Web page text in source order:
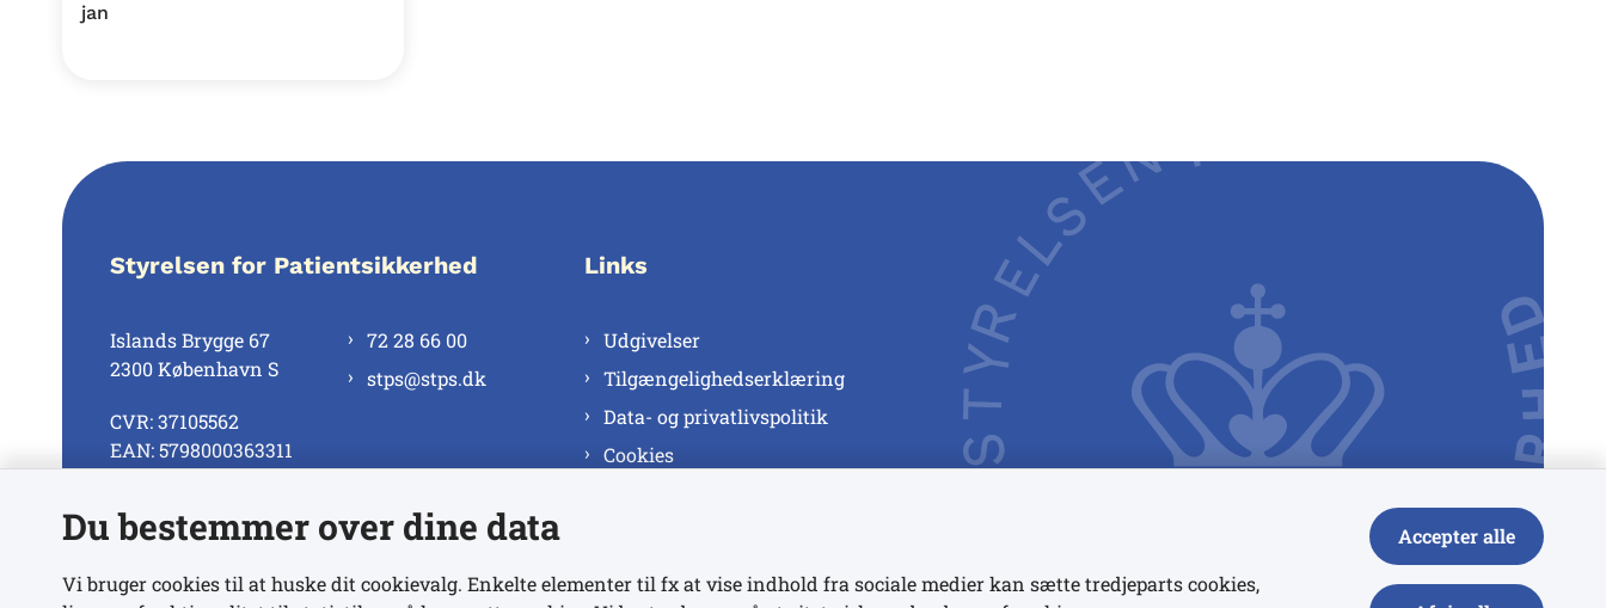
jan
Styrelsen for Patientsikkerhed
Islands Brygge 67
2300 København S
CVR: 37105562
EAN: 5798000363311
72 28 66 00
stps@stps.dk
Se alle kontaktnumre
Links
Udgivelser
Tilgængelighedserklæring
Data- og privatlivspolitik
Cookies
Du bestemmer over dine data
Vi bruger cookies til at huske dit cookievalg. Enkelte elementer til fx at vise indhold fra sociale medier kan sætte tredjeparts cookies,
Accepter alle